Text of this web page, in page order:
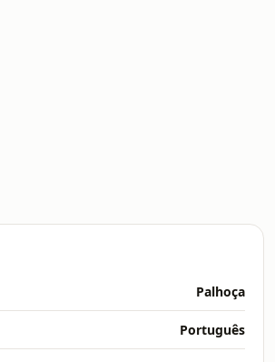
Palhoça
Português